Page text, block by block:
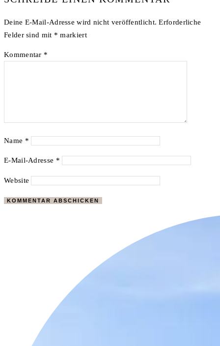
Deine E-Mail-Adresse wird nicht veröffentlicht. Erforderliche
Felder sind mit * markiert
Kommentar *
Name *
E-Mail-Adresse *
Website